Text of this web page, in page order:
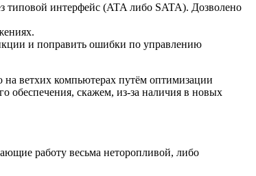
типовой интерфейс (ATA либо SATA). Дозволено
и поправить ошибки по управлению
ветхих компьютерах путём оптимизации
обеспечения, скажем, из-за наличия в новых
работу весьма неторопливой, либо